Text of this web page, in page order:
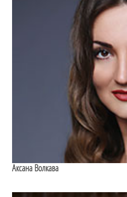
Аксана Волкава